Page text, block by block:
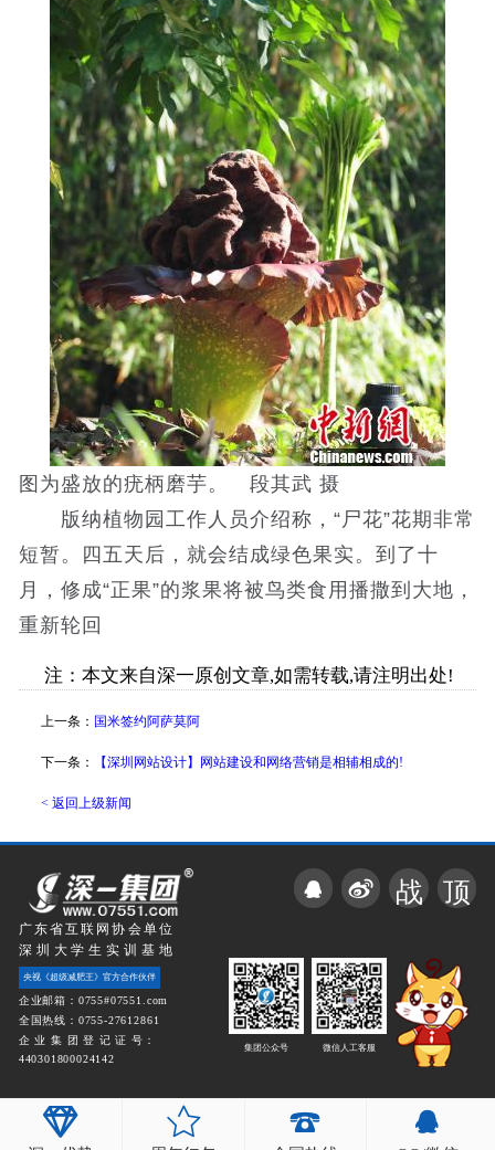
图为盛放的疣柄磨芋。 段其武 摄
版纳植物园工作人员介绍称，“尸花”花期非常
短暂。四五天后，就会结成绿色果实。到了十
月，修成“正果”的浆果将被鸟类食用播撒到大地，
重新轮回
注：本文来自深一原创文章,如需转载,请注明出处!
上一条： 国米签约阿萨莫阿
下一条： 【深圳网站设计】网站建设和网络营销是相辅相成的!
< 返回上级新闻
广东省互联网协会单位
深圳大学生实训基地
央视《超级减肥王》官方合作伙伴
企业邮箱：0755#07551.com
全国热线：0755-27612861
企 业 集 团 登 记 证 号：
440301800024142
战 顶
集团公众号 微信人工客服